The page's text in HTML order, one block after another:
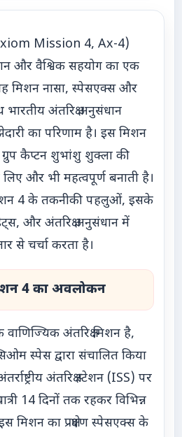
Mission 4, Ax-4)
और वैश्विक सहयोग का एक
मिशन नासा, स्पेसएक्स और
अंतरिक्ष अनुसंधान
का परिणाम है। इस मिशन
कैप्टन शुभांशु शुक्ला की
और भी महत्वपूर्ण बनाती है।
4 के तकनीकी पहलुओं, इसके
और अंतरिक्ष अनुसंधान में
से चर्चा करता है।
4 का अवलोकन
अंतरिक्ष मिशन है,
स्पेस द्वारा संचालित किया
अंतरिक्ष स्टेशन (ISS) पर
14 दिनों तक रहकर विभिन्न
मिशन का प्रक्षेपण स्पेसएक्स के